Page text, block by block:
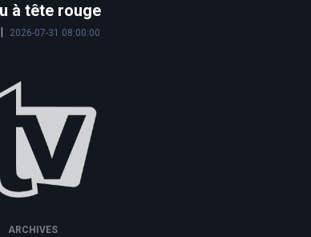
à tête rouge
2026-07-31 08:00:00
ARCHIVES